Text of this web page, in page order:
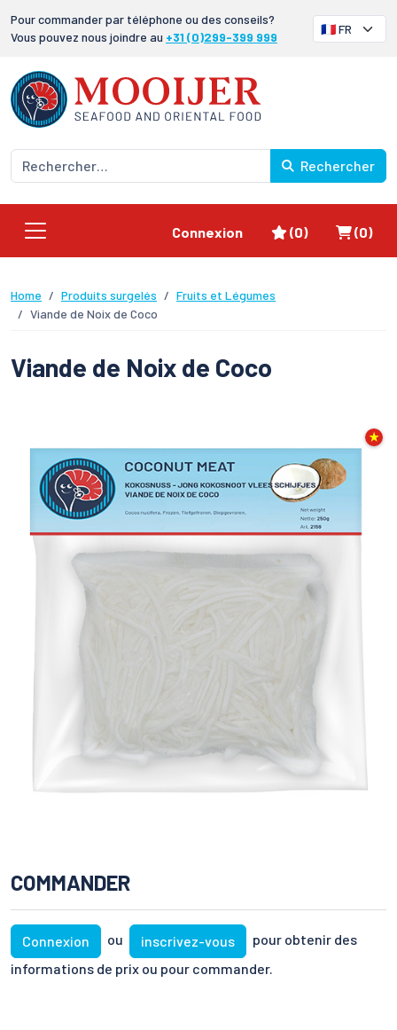
Pour commander par téléphone ou des conseils?
Vous pouvez nous joindre au +31 (0)299-399 999
Rechercher
Connexion Favoris
(0) Panier
(0)
Home Produits surgelés
Fruits et Légumes
Viande de Noix de Coco
Viande de Noix de Coco
COMMANDER
Connexion ou inscrivez-vous
pour obtenir des
informations de prix ou pour commander.